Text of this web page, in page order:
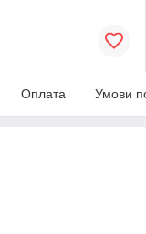
Оплата Умови